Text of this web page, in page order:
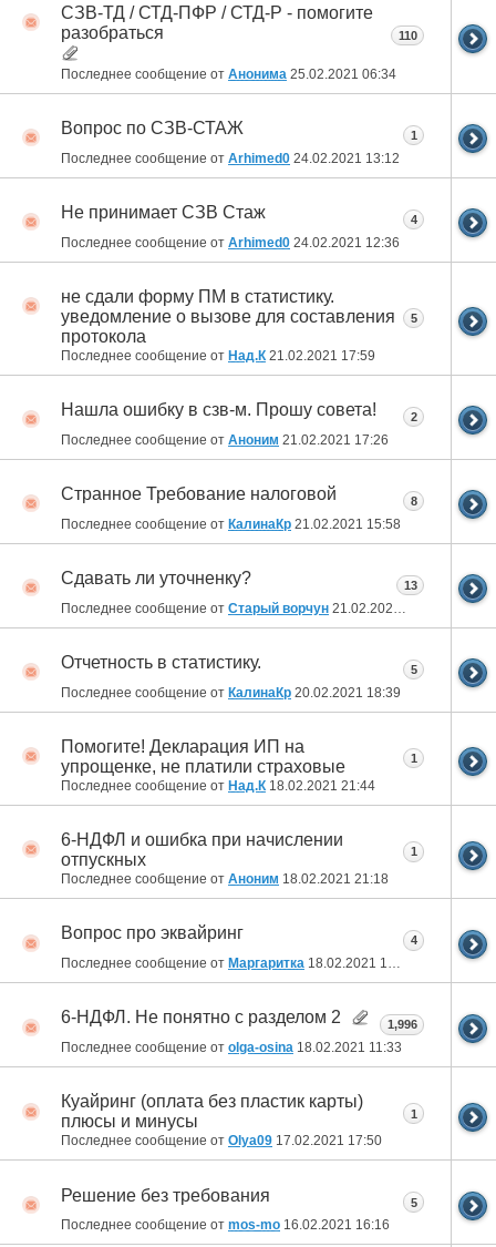
СЗВ-ТД / СТД-ПФР / СТД-Р - помогите
разобраться
Последнее сообщение от Анонима 25.02.2021 06:34
110
Вопрос по СЗВ-СТАЖ
Последнее сообщение от Arhimed0 24.02.2021 13:12
1
Не принимает СЗВ Стаж
Последнее сообщение от Arhimed0 24.02.2021 12:36
4
не сдали форму ПМ в статистику.
уведомление о вызове для составления
протокола
Последнее сообщение от Над.К 21.02.2021 17:59
5
Нашла ошибку в сзв-м. Прошу совета!
Последнее сообщение от Аноним 21.02.2021 17:26
2
Странное Требование налоговой
Последнее сообщение от КалинаКр 21.02.2021 15:58
8
Сдавать ли уточненку?
Последнее сообщение от Старый ворчун 21.02.2021
13
Отчетность в статистику.
Последнее сообщение от КалинаКр 20.02.2021 18:39
5
Помогите! Декларация ИП на
упрощенке, не платили страховые
Последнее сообщение от Над.К 18.02.2021 21:44
1
6-НДФЛ и ошибка при начислении
отпускных
Последнее сообщение от Аноним 18.02.2021 21:18
1
Вопрос про эквайринг
Последнее сообщение от Маргаритка 18.02.2021 14:18
4
6-НДФЛ. Не понятно с разделом 2
Последнее сообщение от olga-osina 18.02.2021 11:33
1,996
Куайринг (оплата без пластик карты)
плюсы и минусы
Последнее сообщение от Olya09 17.02.2021 17:50
1
Решение без требования
Последнее сообщение от mos-mo 16.02.2021 16:16
5